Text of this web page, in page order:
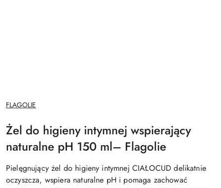
NAZWA
PRODUCENTA:
FLAGOLIE
Żel do higieny intymnej wspierający
naturalne pH 150 ml– Flagolie
Pielęgnujący żel do higieny intymnej CIAŁOCUD delikatnie
oczyszcza, wspiera naturalne pH i pomaga zachować